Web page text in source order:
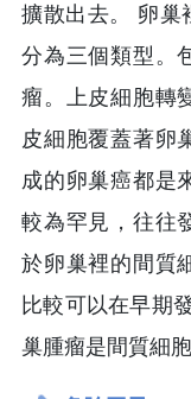
擴散出去。 卵巢
分為三個類型。
瘤。上皮細胞轉
皮細胞覆蓋著卵
成的卵巢癌都是
較為罕見，往往
於卵巢裡的間質
比較可以在早期
巢腫瘤是間質細胞